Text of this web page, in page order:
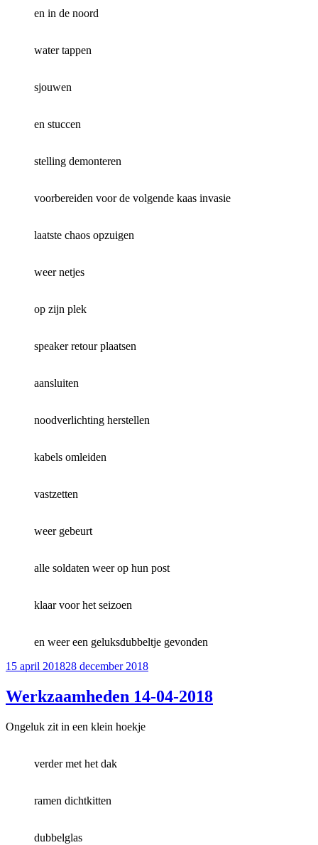
en in de noord
water tappen
sjouwen
en stuccen
stelling demonteren
voorbereiden voor de volgende kaas invasie
laatste chaos opzuigen
weer netjes
op zijn plek
speaker retour plaatsen
aansluiten
noodverlichting herstellen
kabels omleiden
vastzetten
weer gebeurt
alle soldaten weer op hun post
klaar voor het seizoen
en weer een geluksdubbeltje gevonden
Geplaatst
15 april 201828 december 2018
Werkzaamheden 14-04-2018
Ongeluk zit in een klein hoekje
verder met het dak
ramen dichtkitten
dubbelglas